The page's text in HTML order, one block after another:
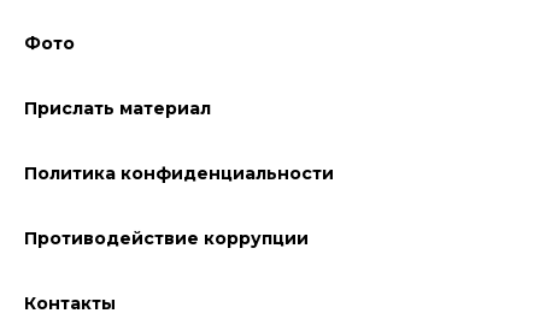
Фото
Прислать материал
Политика конфиденциальности
Противодействие коррупции
Контакты